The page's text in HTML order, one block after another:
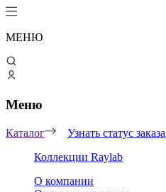
МЕНЮ
Меню
Каталог
Узнать статус заказа
Коллекции Raylab
О компании